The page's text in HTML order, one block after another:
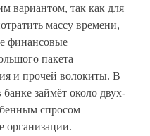
вариантом, так как для
массу времени,
финансовые
пакета
и прочей волокиты. В
займёт около двух-
спросом
организации.